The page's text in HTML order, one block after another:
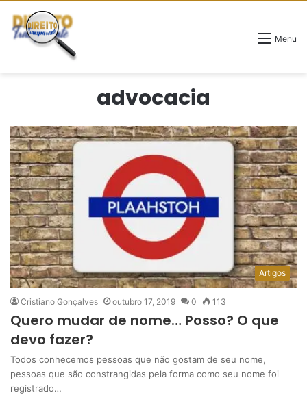
Menu
advocacia
Artigos
Cristiano Gonçalves outubro 17, 2019 0 113
Quero mudar de nome… Posso? O que
devo fazer?
Todos conhecemos pessoas que não gostam de seu nome,
pessoas que são constrangidas pela forma como seu nome foi
registrado…